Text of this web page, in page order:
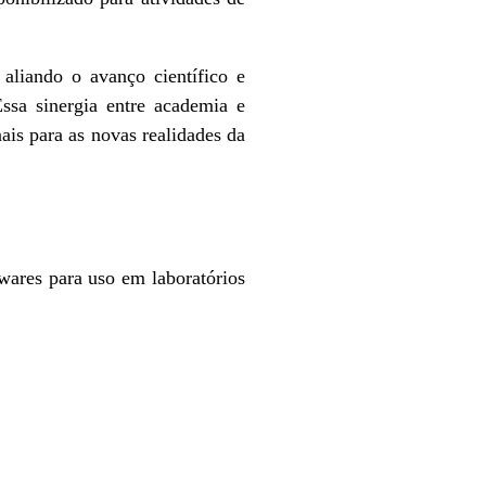
o avanço científico e
sinergia entre academia e
para as novas realidades da
para uso em laboratórios